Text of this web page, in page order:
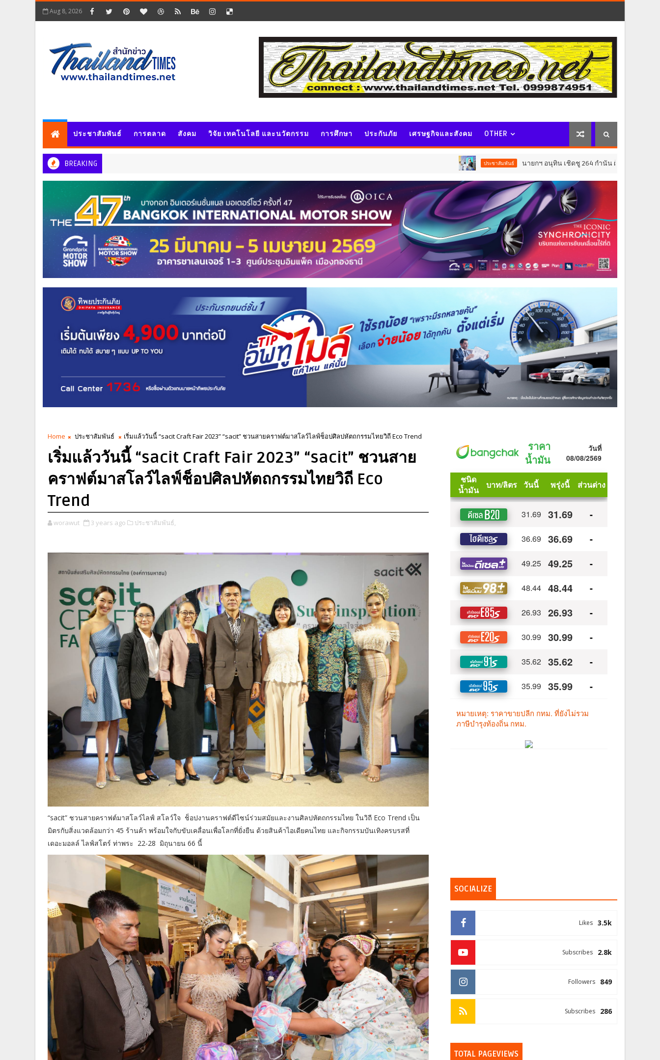
Aug 8, 2026
ประชาสัมพันธ์ การตลาด สังคม วิจัย เทคโนโลยี และนวัตกรรม การศึกษา ประกันภัย เศรษฐกิจและสังคม OTHER
BREAKING ประชาสัมพันธ์ นายกฯ อนุทิน เชิดชู 264 กำนัน ผู้ใหญ่บ้านยอดเยี่ยม มอบแหนบทอ
Home ประชาสัมพันธ์ เริ่มแล้ววันนี้ “sacit Craft Fair 2023” “sacit” ชวนสายคราฟต์มาสโลว์ไลฟ์ช็อปศิลปหัตถกรรมไทยวิถี Eco Trend
เริ่มแล้ววันนี้ “sacit Craft Fair 2023” “sacit” ชวนสาย
คราฟต์มาสโลว์ไลฟ์ช็อปศิลปหัตถกรรมไทยวิถี Eco
Trend
worawut 3 years ago ประชาสัมพันธ์,
“sacit” ชวนสายคราฟต์มาสโลว์ไลฟ์ สโลว์ใจ ช็อปงานคราฟต์ดีไซน์ร่วมสมัยและงานศิลปหัตถกรรมไทย ในวิถี Eco Trend เป็น
มิตรกับสิ่งแวดล้อมกว่า 45 ร้านค้า พร้อมใจกับขับเคลื่อนเพื่อโลกที่ยั่งยืน ด้วยสินค้าไอเดียคนไทย และกิจกรรมบันเทิงครบรสที่
เดอะมอลล์ ไลฟ์สโตร์ ท่าพระ 22-28 มิถุนายน 66 นี้
SOCIALIZE
3.5k
Likes
2.8k
Subscribes
849
Followers
286
Subscribes
TOTAL PAGEVIEWS